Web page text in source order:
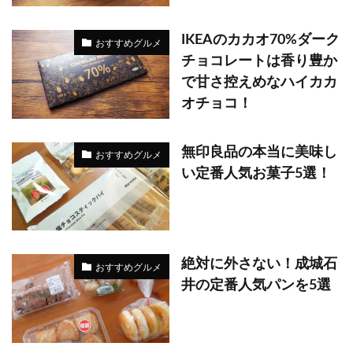
おすすめグルメ
IKEAのカカオ70%ダーク
チョコレートは香り豊か
で甘さ控えめなハイカカ
オチョコ！
おすすめグルメ
無印良品の本当に美味し
い定番人気お菓子5選！
おすすめグルメ
絶対に外さない！成城石
井の定番人気パンを5選